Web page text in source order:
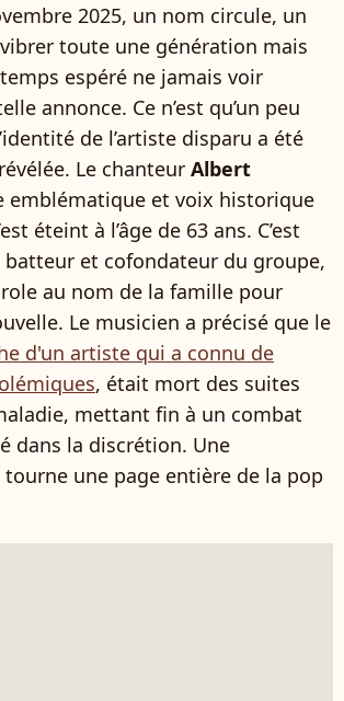
2025, un nom circule, un
toute une génération mais
espéré ne jamais voir
annonce. Ce n’est qu’un peu
de l’artiste disparu a été
Le chanteur Albert
emblématique et voix historique
éteint à l’âge de 63 ans. C’est
batteur et cofondateur du groupe,
au nom de la famille pour
Le musicien a précisé que le
d'un artiste qui a connu de
, était mort des suites
mettant fin à un combat
dans la discrétion. Une
une page entière de la pop